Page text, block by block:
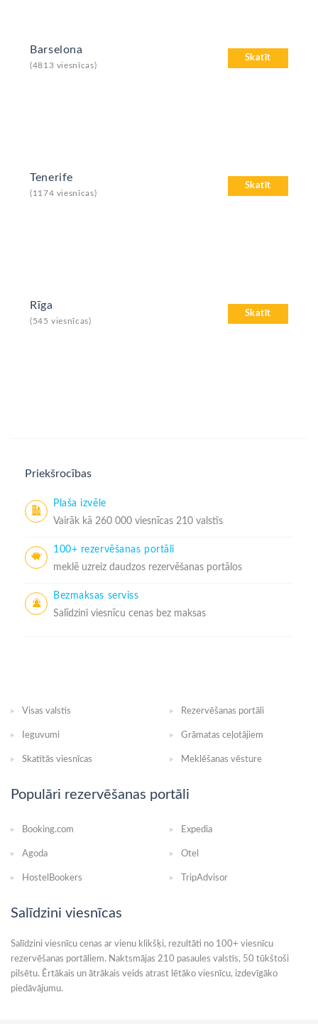
Skatīt
Barselona
(4813 viesnīcas)
Skatīt
Tenerife
(1174 viesnīcas)
Skatīt
Rīga
(545 viesnīcas)
Priekšrocības
Plaša izvēle
Vairāk kā 260 000 viesnīcas 210 valstīs
100+ rezervēšanas portāli
meklē uzreiz daudzos rezervēšanas portālos
Bezmaksas serviss
Salīdzini viesnīcu cenas bez maksas
Visas valstis Rezervēšanas portāli
Ieguvumi Grāmatas ceļotājiem
Skatītās viesnīcas Meklēšanas vēsture
Populāri rezervēšanas portāli
Booking.com Expedia
Agoda Otel
HostelBookers TripAdvisor
Salīdzini viesnīcas
Salīdzini viesnīcu cenas ar vienu klikšķi, rezultāti no 100+ viesnīcu
rezervēšanas portāliem. Naktsmājas 210 pasaules valstīs, 50 tūkštoši
pilsētu. Ērtākais un ātrākais veids atrast lētāko viesnīcu, izdevīgāko
piedāvājumu.